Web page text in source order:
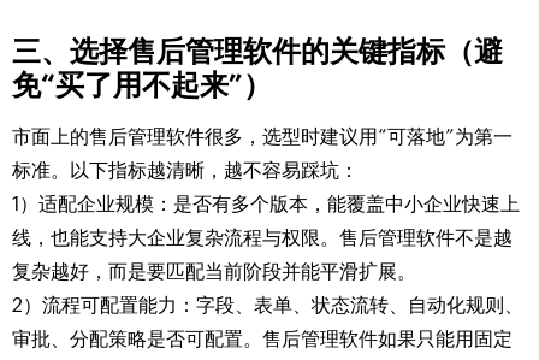
三、选择售后管理软件的关键指标（避
免“买了用不起来”）
市面上的售后管理软件很多，选型时建议用“可落地”为第一
标准。以下指标越清晰，越不容易踩坑：
1）适配企业规模：是否有多个版本，能覆盖中小企业快速上
线，也能支持大企业复杂流程与权限。售后管理软件不是越
复杂越好，而是要匹配当前阶段并能平滑扩展。
2）流程可配置能力：字段、表单、状态流转、自动化规则、
审批、分配策略是否可配置。售后管理软件如果只能用固定